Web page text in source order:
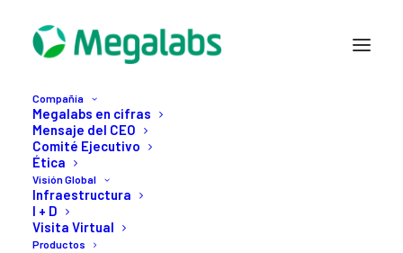
Compañía
Megalabs en cifras
Mensaje del CEO
Comité Ejecutivo
Ética
Visión Global
Infraestructura
I + D
Visita Virtual
Productos